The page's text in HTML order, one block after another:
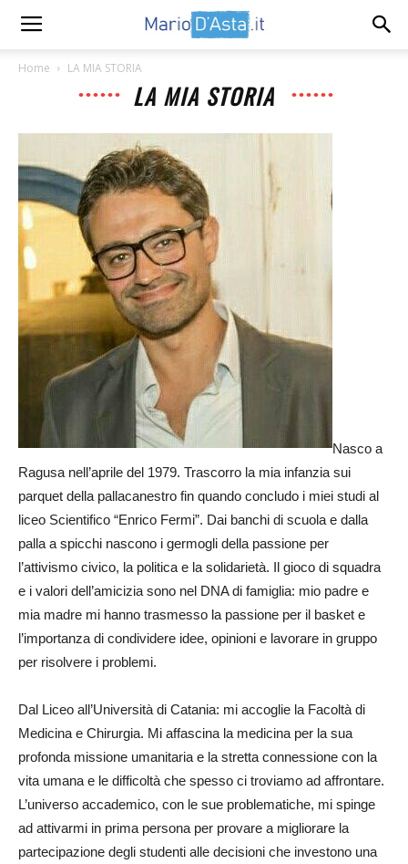
Home LA MIA STORIA
LA MIA STORIA
Nasco a
Ragusa nell’aprile del 1979. Trascorro la mia infanzia sui
parquet della pallacanestro fin quando concludo i miei studi al
liceo Scientifico “Enrico Fermi”. Dai banchi di scuola e dalla
palla a spicchi nascono i germogli della passione per
l’attivismo civico, la politica e la solidarietà. Il gioco di squadra
e i valori dell’amicizia sono nel DNA di famiglia: mio padre e
mia madre mi hanno trasmesso la passione per il basket e
l’importanza di condividere idee, opinioni e lavorare in gruppo
per risolvere i problemi.
Dal Liceo all’Università di Catania: mi accoglie la Facoltà di
Medicina e Chirurgia. Mi affascina la medicina per la sua
profonda missione umanitaria e la stretta connessione con la
vita umana e le difficoltà che spesso ci troviamo ad affrontare.
L’universo accademico, con le sue problematiche, mi spinge
ad attivarmi in prima persona per provare a migliorare la
partecipazione degli studenti alle decisioni che investono una